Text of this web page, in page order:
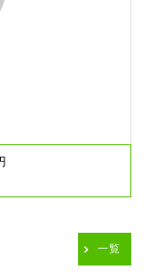
一覧